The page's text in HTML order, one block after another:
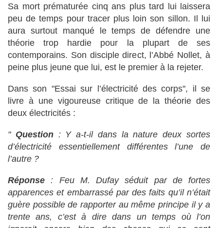
Sa mort prématurée cinq ans plus tard lui laissera
peu de temps pour tracer plus loin son sillon. Il lui
aura surtout manqué le temps de défendre une
théorie trop hardie pour la plupart de ses
contemporains. Son disciple direct, l’Abbé Nollet, à
peine plus jeune que lui, est le premier à la rejeter.
Dans son "Essai sur l’électricité des corps", il se
livre à une vigoureuse critique de la théorie des
deux électricités :
" Question: Y a-t-il dans la nature deux sortes
d’électricité essentiellement différentes l’une de
l’autre ?
Réponse : Feu M. Dufay séduit par de fortes
apparences et embarrassé par des faits qu’il n’était
guère possible de rapporter au même principe il y a
trente ans, c’est à dire dans un temps où l’on